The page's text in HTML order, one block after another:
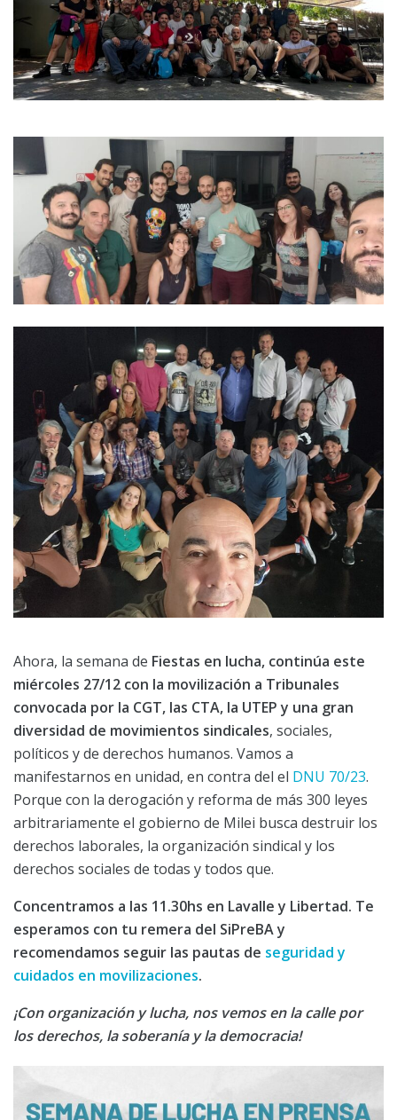
Ahora, la semana de Fiestas en lucha, continúa este
miércoles 27/12 con la movilización a Tribunales
convocada por la CGT, las CTA, la UTEP y una gran
diversidad de movimientos sindicales, sociales,
políticos y de derechos humanos. Vamos a
manifestarnos en unidad, en contra del el DNU 70/23.
Porque con la derogación y reforma de más 300 leyes
arbitrariamente el gobierno de Milei busca destruir los
derechos laborales, la organización sindical y los
derechos sociales de todas y todos que.
Concentramos a las 11.30hs en Lavalle y Libertad. Te
esperamos con tu remera del SiPreBA y
recomendamos seguir las pautas de seguridad y
cuidados en movilizaciones.
¡Con organización y lucha, nos vemos en la calle por
los derechos, la soberanía y la democracia!